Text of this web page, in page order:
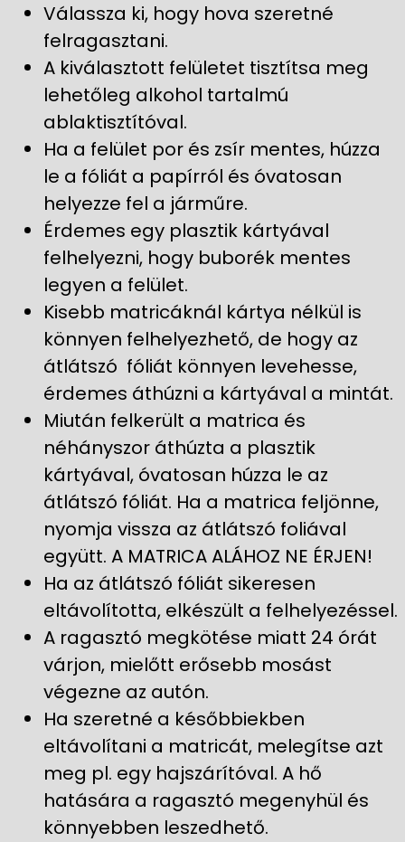
Válassza ki, hogy hova szeretné
felragasztani.
A kiválasztott felületet tisztítsa meg
lehetőleg alkohol tartalmú
ablaktisztítóval.
Ha a felület por és zsír mentes, húzza
le a fóliát a papírról és óvatosan
helyezze fel a járműre.
Érdemes egy plasztik kártyával
felhelyezni, hogy buborék mentes
legyen a felület.
Kisebb matricáknál kártya nélkül is
könnyen felhelyezhető, de hogy az
átlátszó fóliát könnyen levehesse,
érdemes áthúzni a kártyával a mintát.
Miután felkerült a matrica és
néhányszor áthúzta a plasztik
kártyával, óvatosan húzza le az
átlátszó fóliát. Ha a matrica feljönne,
nyomja vissza az átlátszó foliával
együtt. A MATRICA ALÁHOZ NE ÉRJEN!
Ha az átlátszó fóliát sikeresen
eltávolította, elkészült a felhelyezéssel.
A ragasztó megkötése miatt 24 órát
várjon, mielőtt erősebb mosást
végezne az autón.
Ha szeretné a későbbiekben
eltávolítani a matricát, melegítse azt
meg pl. egy hajszárítóval. A hő
hatására a ragasztó megenyhül és
könnyebben leszedhető.